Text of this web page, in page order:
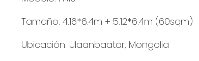
Tamaño: 4.16*6.4m + 5.12*6.4m (60sqm)
Ubicación: Ulaanbaatar, Mongolia